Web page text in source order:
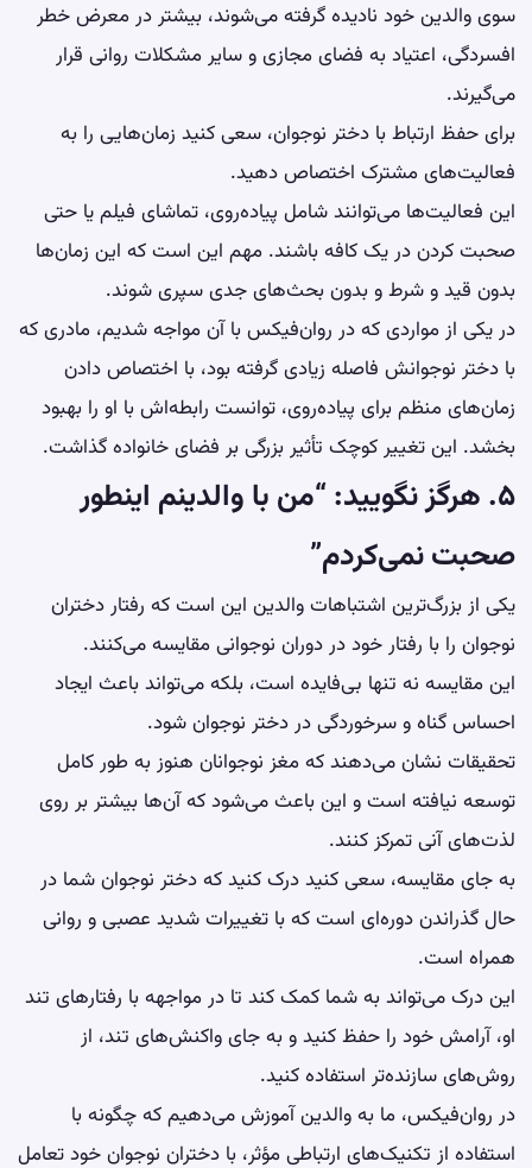
سوی والدین خود نادیده گرفته می‌شوند، بیشتر در معرض خطر
افسردگی، اعتیاد به فضای مجازی و سایر مشکلات روانی قرار
می‌گیرند.
برای حفظ ارتباط با دختر نوجوان، سعی کنید زمان‌هایی را به
فعالیت‌های مشترک اختصاص دهید.
این فعالیت‌ها می‌توانند شامل پیاده‌روی، تماشای فیلم یا حتی
صحبت کردن در یک کافه باشند. مهم این است که این زمان‌ها
بدون قید و شرط و بدون بحث‌های جدی سپری شوند.
در یکی از مواردی که در روان‌فیکس با آن مواجه شدیم، مادری که
با دختر نوجوانش فاصله زیادی گرفته بود، با اختصاص دادن
زمان‌های منظم برای پیاده‌روی، توانست رابطه‌اش با او را بهبود
بخشد. این تغییر کوچک تأثیر بزرگی بر فضای خانواده گذاشت.
۵. هرگز نگویید: “من با والدینم اینطور
صحبت نمی‌کردم”
یکی از بزرگ‌ترین اشتباهات والدین این است که رفتار دختران
نوجوان را با رفتار خود در دوران نوجوانی مقایسه می‌کنند.
این مقایسه نه تنها بی‌فایده است، بلکه می‌تواند باعث ایجاد
احساس گناه و سرخوردگی در دختر نوجوان شود.
تحقیقات نشان می‌دهند که مغز نوجوانان هنوز به طور کامل
توسعه نیافته است و این باعث می‌شود که آن‌ها بیشتر بر روی
لذت‌های آنی تمرکز کنند.
به جای مقایسه، سعی کنید درک کنید که دختر نوجوان شما در
حال گذراندن دوره‌ای است که با تغییرات شدید عصبی و روانی
همراه است.
این درک می‌تواند به شما کمک کند تا در مواجهه با رفتارهای تند
او، آرامش خود را حفظ کنید و به جای واکنش‌های تند، از
روش‌های سازنده‌تر استفاده کنید.
در روان‌فیکس، ما به والدین آموزش می‌دهیم که چگونه با
استفاده از تکنیک‌های ارتباطی مؤثر، با دختران نوجوان خود تعامل